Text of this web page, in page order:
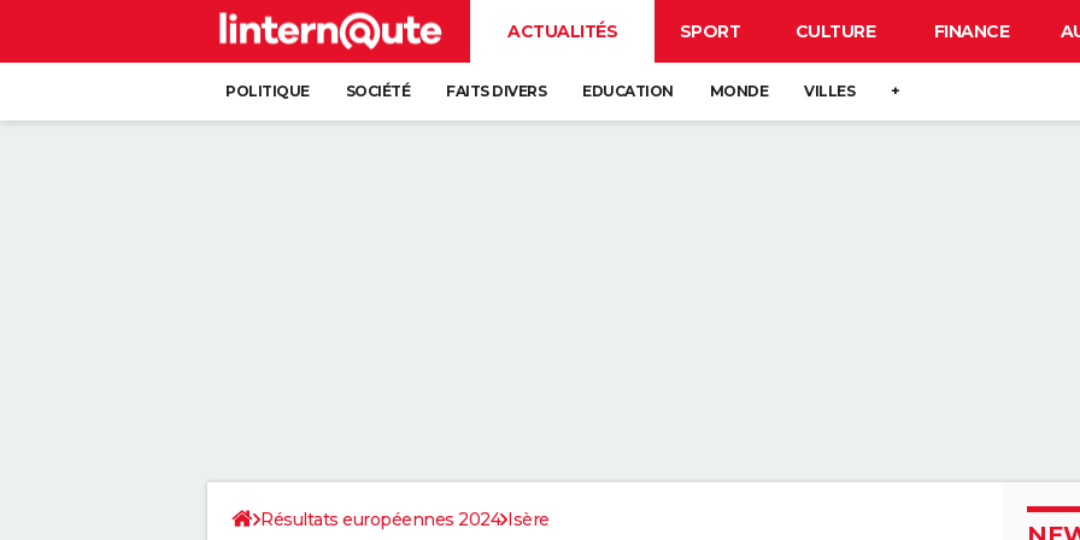
ACTUALITÉS SPORT CULTURE FINANCE
POLITIQUE SOCIÉTÉ FAITS DIVERS EDUCATION MONDE VILLES +
Résultats européennes 2024 Isère